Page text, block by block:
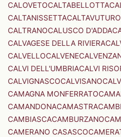
CALOVETOCALTABELLOTTA
CALTANISSETTACALTAVUTURO
CALTRANOCALUSCO D'ADDA
CALVAGESE DELLA RIVIERA
CALVELLOCALVENE
CALVI DELL'UMBRIACALVI
CALVIGNASCOCALVISANO
CAMAGNA MONFERRATO
CAMANDONACAMASTRA
CAMBIASCACAMBURZANO
CAMERANO CASASCO